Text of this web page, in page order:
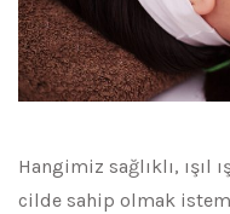
Hangimiz sağlıklı, ışıl
cilde sahip olmak